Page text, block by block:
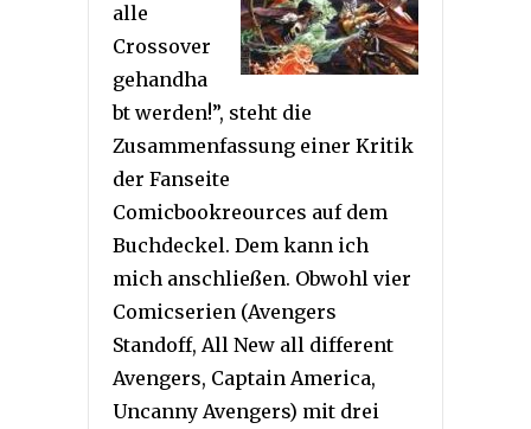
alle
Crossover
gehandha
bt werden!”, steht die
Zusammenfassung einer Kritik
der Fanseite
Comicbookreources auf dem
Buchdeckel. Dem kann ich
mich anschließen. Obwohl vier
Comicserien (Avengers
Standoff, All New all different
Avengers, Captain America,
Uncanny Avengers) mit drei